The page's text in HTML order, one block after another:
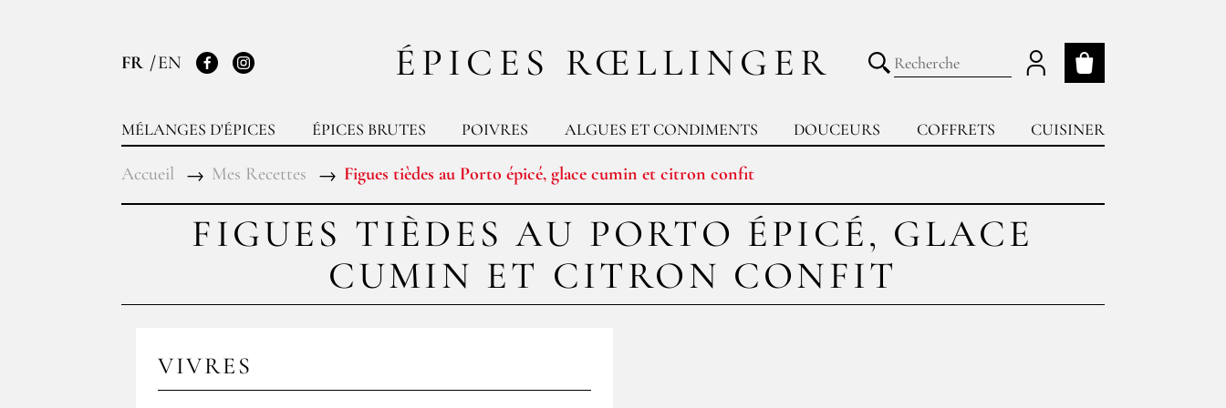
ÉPICES RŒLLINGER
FR EN
FacebookInstagram
MÉLANGES D'ÉPICES ÉPICES BRUTES POIVRES ALGUES ET CONDIMENTS DOUCEURS COFFRETS CUISINER
Mon panier
Lancer la recherche
Accueil Mes Recettes Figues tièdes au Porto épicé, glace cumin et citron confit
FIGUES TIÈDES AU PORTO ÉPICÉ, GLACE
CUMIN ET CITRON CONFIT
VIVRES